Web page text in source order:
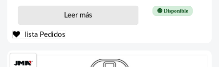
🟢 Disponible
Leer más
lista Pedidos